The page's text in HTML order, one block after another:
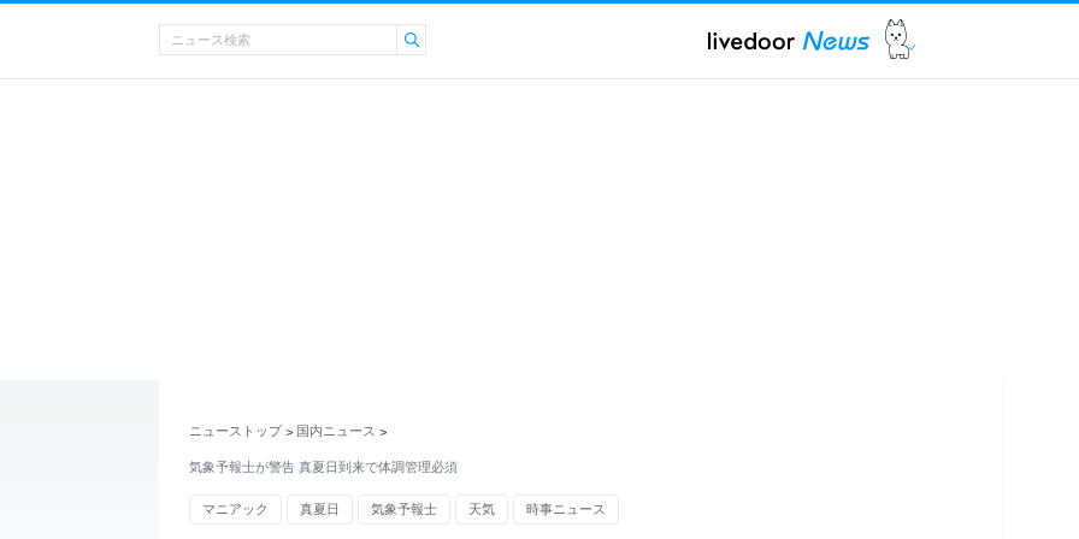
ニューストップ > 国内ニュース >
気象予報士が警告 真夏日到来で体調管理必須
マニアック 真夏日 気象予報士 天気 時事ニュース